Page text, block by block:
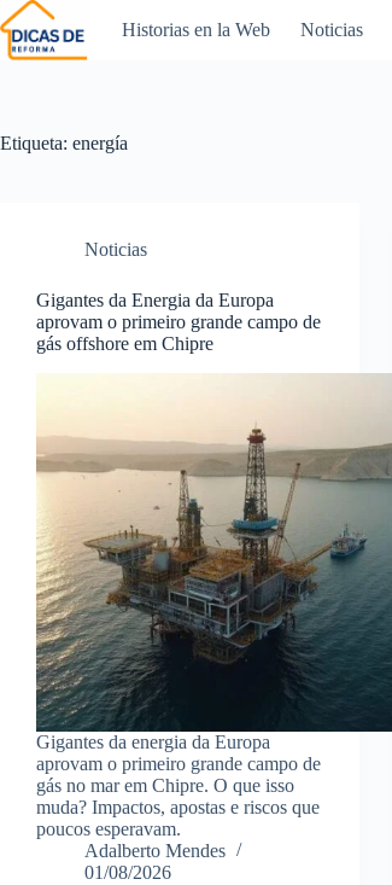
Historias en la Web Noticias
Etiqueta: energía
Noticias
Gigantes da Energia da Europa
aprovam o primeiro grande campo de
gás offshore em Chipre
Gigantes da energia da Europa
aprovam o primeiro grande campo de
gás no mar em Chipre. O que isso
muda? Impactos, apostas e riscos que
poucos esperavam.
Adalberto Mendes
01/08/2026